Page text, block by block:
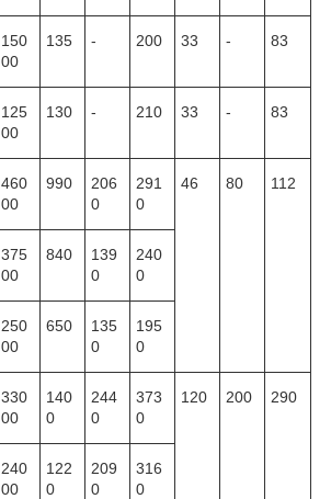
150
00
135 - 200 33 - 83
125
00
130 - 210 33 - 83
460
00
990
206
0
291
0
46 80 112
375
00
840
139
0
240
0
250
00
650
135
0
195
0
330
00
140
0
244
0
373
0
120 200 290
240
00
122
0
209
0
316
0